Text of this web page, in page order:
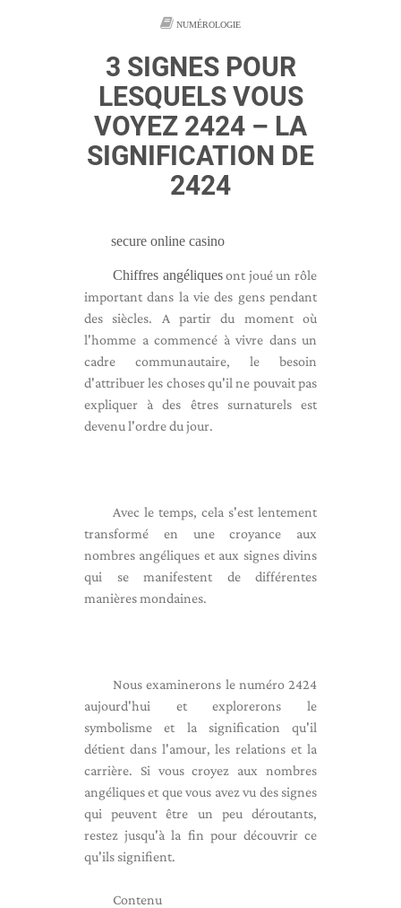
NUMÉROLOGIE
3 SIGNES POUR
LESQUELS VOUS
VOYEZ 2424 – LA
SIGNIFICATION DE
2424
secure online casino
Chiffres angéliquesont joué un rôle
important dans la vie des gens pendant
des siècles. A partir du moment où
l'homme a commencé à vivre dans un
cadre communautaire, le besoin
d'attribuer les choses qu'il ne pouvait pas
expliquer à des êtres surnaturels est
devenu l'ordre du jour.
Avec le temps, cela s'est lentement
transformé en une croyance aux
nombres angéliques et aux signes divins
qui se manifestent de différentes
manières mondaines.
Nous examinerons le numéro 2424
aujourd'hui et explorerons le
symbolisme et la signification qu'il
détient dans l'amour, les relations et la
carrière. Si vous croyez aux nombres
angéliques et que vous avez vu des signes
qui peuvent être un peu déroutants,
restez jusqu'à la fin pour découvrir ce
qu'ils signifient.
Contenu